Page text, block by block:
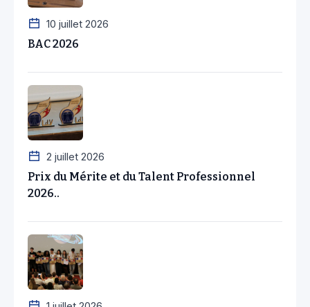
10 juillet 2026
BAC 2026
2 juillet 2026
Prix du Mérite et du Talent Professionnel
2026..